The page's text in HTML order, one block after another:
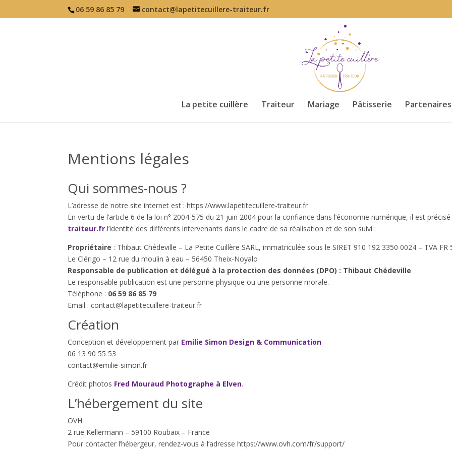
06 59 86 85 79 contact@lapetitecuillere-traiteur.fr
La petite cuillère Traiteur Mariage Pâtisserie Partenaires
Mentions légales
Qui sommes-nous ?
L’adresse de notre site internet est : https://www.lapetitecuillere-traiteur.fr
En vertu de l’article 6 de la loi n° 2004-575 du 21 juin 2004 pour la confiance dans l’économie numérique, il est
traiteur.fr l’identité des différents intervenants dans le cadre de sa réalisation et de son suivi :
Propriétaire : Thibaut Chédeville – La Petite Cuillère SARL, immatriculée sous le SIRET 910 192 3350 0024 – TVA FR
Le Clérigo – 12 rue du moulin à eau – 56450 Theix-Noyalo
Responsable de publication et délégué à la protection des données (DPO) : Thibaut Chédeville
Le responsable publication est une personne physique ou une personne morale.
Téléphone : 06 59 86 85 79
Email : contact@lapetitecuillere-traiteur.fr
Création
Conception et développement par Emilie Simon Design & Communication
06 13 90 55 53
contact@emilie-simon.fr
Crédit photos Fred Mouraud Photographe à Elven.
L’hébergement du site
OVH
2 rue Kellermann – 59100 Roubaix – France
Pour contacter l’hébergeur, rendez-vous à l’adresse https://www.ovh.com/fr/support/